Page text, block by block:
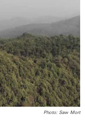
Photo: Saw Mort